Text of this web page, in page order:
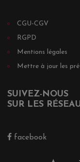
CGU-CGV
RGPD
Mentions légales
Mettre à jour les
SUIVEZ-NOUS
SUR LES
facebook